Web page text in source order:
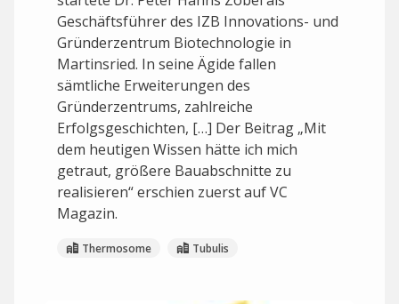
Geschäftsführer des IZB Innovations- und
Gründerzentrum Biotechnologie in
Martinsried. In seine Ägide fallen
sämtliche Erweiterungen des
Gründerzentrums, zahlreiche
Erfolgsgeschichten, […] Der Beitrag „Mit
dem heutigen Wissen hätte ich mich
getraut, größere Bauabschnitte zu
realisieren“ erschien zuerst auf VC
Magazin.
Thermosome Tubulis